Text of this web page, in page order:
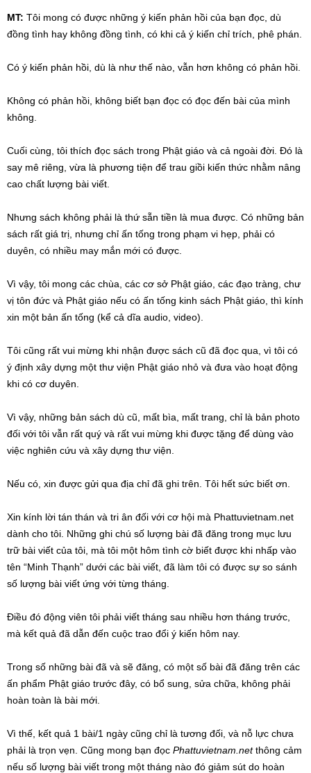
MT: Tôi mong có được những ý kiến phản hồi của bạn đọc, dù
đồng tình hay không đồng tình, có khi cả ý kiến chỉ trích, phê phán.
Có ý kiến phản hồi, dù là như thế nào, vẫn hơn không có phản hồi.
Không có phản hồi, không biết bạn đọc có đọc đến bài của mình
không.
Cuối cùng, tôi thích đọc sách trong Phật giáo và cả ngoài đời. Đó là
say mê riêng, vừa là phương tiện để trau giồi kiến thức nhằm nâng
cao chất lượng bài viết.
Nhưng sách không phải là thứ sẵn tiền là mua được. Có những bản
sách rất giá trị, nhưng chỉ ấn tống trong phạm vi hẹp, phải có
duyên, có nhiều may mắn mới có được.
Vì vậy, tôi mong các chùa, các cơ sở Phật giáo, các đạo tràng, chư
vị tôn đức và Phật giáo nếu có ấn tống kinh sách Phật giáo, thì kính
xin một bản ấn tống (kể cả dĩa audio, video).
Tôi cũng rất vui mừng khi nhận được sách cũ đã đọc qua, vì tôi có
ý định xây dựng một thư viện Phật giáo nhỏ và đưa vào hoạt động
khi có cơ duyên.
Vì vậy, những bản sách dù cũ, mất bìa, mất trang, chỉ là bản photo
đối với tôi vẫn rất quý và rất vui mừng khi được tặng để dùng vào
việc nghiên cứu và xây dựng thư viện.
Nếu có, xin được gửi qua địa chỉ đã ghi trên. Tôi hết sức biết ơn.
Xin kính lời tán thán và tri ân đối với cơ hội mà Phattuvietnam.net
dành cho tôi. Những ghi chú số lượng bài đã đăng trong mục lưu
trữ bài viết của tôi, mà tôi một hôm tình cờ biết được khi nhấp vào
tên “Minh Thạnh” dưới các bài viết, đã làm tôi có được sự so sánh
số lượng bài viết ứng với từng tháng.
Điều đó động viên tôi phải viết tháng sau nhiều hơn tháng trước,
mà kết quả đã dẫn đến cuộc trao đổi ý kiến hôm nay.
Trong số những bài đã và sẽ đăng, có một số bài đã đăng trên các
ấn phẩm Phật giáo trước đây, có bổ sung, sửa chữa, không phải
hoàn toàn là bài mới.
Vì thế, kết quả 1 bài/1 ngày cũng chỉ là tương đối, và nỗ lực chưa
phải là trọn vẹn. Cũng mong bạn đọc Phattuvietnam.netthông cảm
nếu số lượng bài viết trong một tháng nào đó giảm sút do hoàn